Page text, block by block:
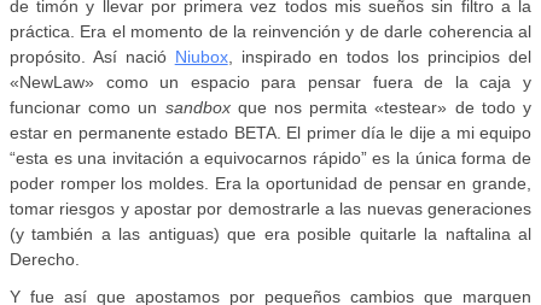
de timón y llevar por primera vez todos mis sueños sin filtro a la
práctica. Era el momento de la reinvención y de darle coherencia al
propósito. Así nació Niubox, inspirado en todos los principios del
«NewLaw» como un espacio para pensar fuera de la caja y
funcionar como un sandboxque nos permita «testear» de todo y
estar en permanente estado BETA. El primer día le dije a mi equipo
“esta es una invitación a equivocarnos rápido” es la única forma de
poder romper los moldes. Era la oportunidad de pensar en grande,
tomar riesgos y apostar por demostrarle a las nuevas generaciones
(y también a las antiguas) que era posible quitarle la naftalina al
Derecho.
Y fue así que apostamos por pequeños cambios que marquen